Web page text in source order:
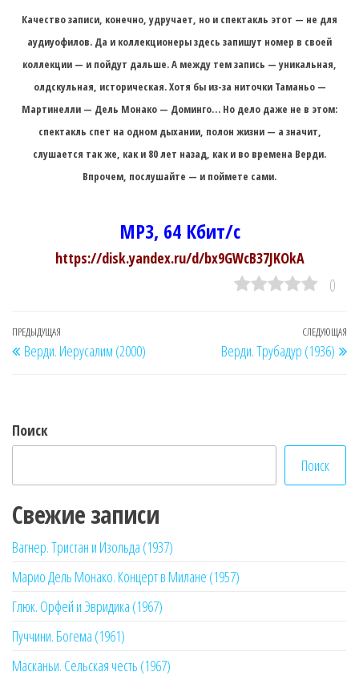
Качество записи, конечно, удручает, но и спектакль этот — не для
аудиуофилов. Да и коллекционеры здесь запишут номер в своей
коллекции — и пойдут дальше. А между тем запись — уникальная,
олдскульная, историческая. Хотя бы из-за ниточки Таманьо —
Мартинелли — Дель Монако — Доминго… Но дело даже не в этом:
спектакль спет на одном дыхании, полон жизни — а значит,
слушается так же, как и 80 лет назад, как и во времена Верди.
Впрочем, послушайте — и поймете сами.
MP3, 64 Кбит/с
https://disk.yandex.ru/d/bx9GWcB37JKOkA
0
Навигация
по
Предыдущая
запись
ПРЕДЫДУЩАЯ
Верди. Иерусалим (2000)
СЛЕДУЮЩАЯ
Верди. Трубадур (1936)
Поиск
Поиск
Свежие записи
Вагнер. Тристан и Изольда (1937)
Марио Дель Монако. Концерт в Милане (1957)
Глюк. Орфей и Эвридика (1967)
Пуччини. Богема (1961)
Масканьи. Сельская честь (1967)